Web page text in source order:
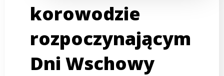
korowodzie
rozpoczynającym
Dni Wschowy